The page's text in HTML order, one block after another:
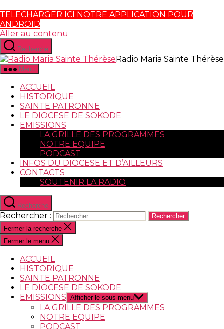
TELECHARGER ICI NOTRE APPLICATION POUR
ANDROID
Aller au contenu
Recherche
Radio Maria Sainte Thérèse
Menu
ACCUEIL
HISTORIQUE
SAINTE PATRONNE
LE DIOCESE DE SOKODE
EMISSIONS
LA GRILLE DES PROGRAMMES
NOTRE EQUIPE
PODCAST
INFOS DU DIOCESE ET D’AILLEURS
CONTACTS
SOUTENIR LA RADIO
Recherche
Rechercher :
Fermer la recherche
Fermer le menu
ACCUEIL
HISTORIQUE
SAINTE PATRONNE
LE DIOCESE DE SOKODE
EMISSIONS Afficher le sous-menu
LA GRILLE DES PROGRAMMES
NOTRE EQUIPE
PODCAST